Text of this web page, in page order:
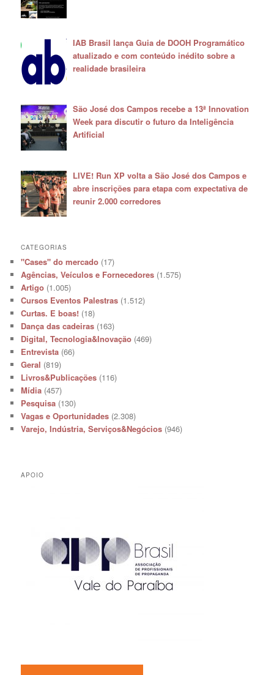
IAB Brasil lança Guia de DOOH Programático
atualizado e com conteúdo inédito sobre a
realidade brasileira
São José dos Campos recebe a 13ª Innovation
Week para discutir o futuro da Inteligência
Artificial
LIVE! Run XP volta a São José dos Campos e
abre inscrições para etapa com expectativa de
reunir 2.000 corredores
CATEGORIAS
"Cases" do mercado (17)
Agências, Veículos e Fornecedores (1.575)
Artigo (1.005)
Cursos Eventos Palestras (1.512)
Curtas. E boas! (18)
Dança das cadeiras (163)
Digital, Tecnologia&Inovação (469)
Entrevista (66)
Geral (819)
Livros&Publicações (116)
Mídia (457)
Pesquisa (130)
Vagas e Oportunidades (2.308)
Varejo, Indústria, Serviços&Negócios (946)
APOIO